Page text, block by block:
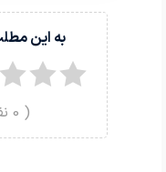
به این
(
0